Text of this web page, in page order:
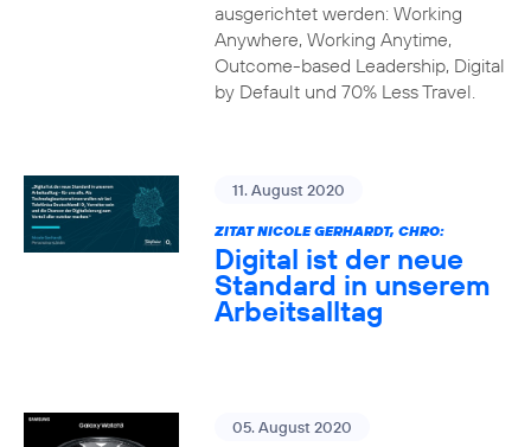
ausgerichtet werden: Working
Anywhere, Working Anytime,
Outcome-based Leadership, Digital
by Default und 70% Less Travel.
11. August 2020
ZITAT NICOLE GERHARDT, CHRO:
Digital ist der neue
Standard in unserem
Arbeitsalltag
05. August 2020